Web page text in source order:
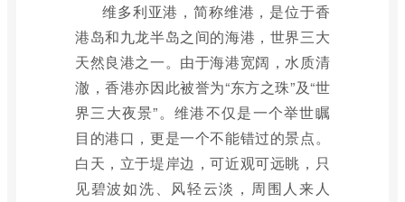
维多利亚港，简称维港，是位于香
港岛和九龙半岛之间的海港，世界三大
天然良港之一。由于海港宽阔，水质清
澈，香港亦因此被誉为“东方之珠”及“世
界三大夜景”。维港不仅是一个举世瞩
目的港口，更是一个不能错过的景点。
白天，立于堤岸边，可近观可远眺，只
见碧波如洗、风轻云淡，周围人来人